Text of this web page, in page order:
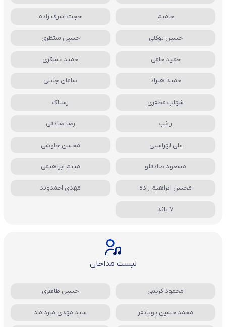
حامیم حجت اشرف زاده
حسین توکلی حسین منتظری
حمید حامی حمید عسکری
حمید هیراد سامان جلیلی
شهاب مظفری رستاک
راغب رضا صادقی
علی لهراسبی محسن چاوشی
مسعود صادقلو میثم ابراهیمی
محسن ابراهیم زاده مهدی احمدوند
7 باند
لیست مداحان
محمود کریمی حسین طاهری
محمد حسین پویانفر سید مهدی میرداماد